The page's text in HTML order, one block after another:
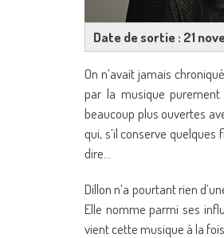
Date de sortie : 21
On n’avait jamais
par la musique purement
beaucoup plus ouvertes
qui, s’il conserve
dire…
Dillon n’a pourtant rien
Elle nomme parmi ses
vient cette musique à la